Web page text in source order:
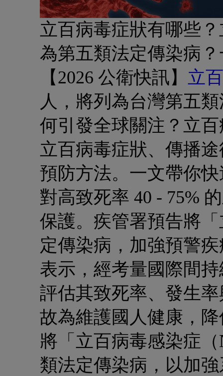
立百病毒症狀有哪些
為第五類法定傳染病
【2026 公衛快訊】 立
人，將列為台灣第五
何引發全球關注？立
立百病毒症狀、傳播
預防方法。一文帶你
對高致死率 40 - 75%
保護。疾管署預告將
定傳染病，加強預警
表示，經考量國際間
評估其致死率、發生
故為維護國人健康，
將「立百病毒感染症
類法定傳染病，以加